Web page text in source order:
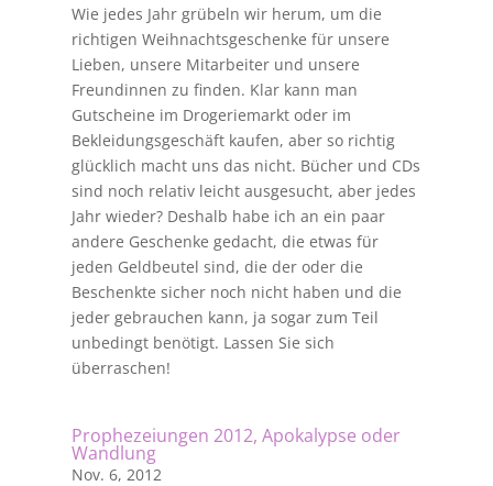
Wie jedes Jahr grübeln wir herum, um die
richtigen Weihnachtsgeschenke für unsere
Lieben, unsere Mitarbeiter und unsere
Freundinnen zu finden. Klar kann man
Gutscheine im Drogeriemarkt oder im
Bekleidungsgeschäft kaufen, aber so richtig
glücklich macht uns das nicht. Bücher und CDs
sind noch relativ leicht ausgesucht, aber jedes
Jahr wieder? Deshalb habe ich an ein paar
andere Geschenke gedacht, die etwas für
jeden Geldbeutel sind, die der oder die
Beschenkte sicher noch nicht haben und die
jeder gebrauchen kann, ja sogar zum Teil
unbedingt benötigt. Lassen Sie sich
überraschen!
Prophezeiungen 2012, Apokalypse oder
Wandlung
Nov. 6, 2012